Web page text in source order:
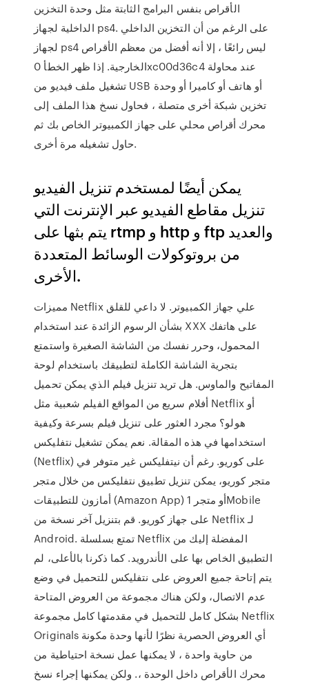
الأقراص بنفس البرامج الثابتة مثل وحدة التخزين
الداخلية لجهاز ps4. على الرغم من أن التخزين الداخلي
لجهاز ps4 ليس رائعًا ، إلا أنه أفضل من معظم الأقراص
الخارجية. إذا ظهر الخطأ 0xc00d36c4 عند محاولة
تشغيل ملف فيديو من USB أو هاتف أو كاميرا أو وحدة
تخزين شبكة أخرى متصلة ، فحاول نسخ هذا الملف إلى
محرك أقراص محلي على جهاز الكمبيوتر الخاص بك ثم
حاول تشغيله مرة أخرى.
يمكن أيضًا لمستخدم تنزيل الفيديو
تنزيل مقاطع الفيديو عبر الإنترنت التي
يتم بثها على rtmp و http و ftp والعديد
من بروتوكولات الوسائط المتعددة
الأخرى.
مميزات Netflix علي جهاز الكمبيوتر. لا داعي للقلق
بشأن الرسوم الزائدة عند استخدام XXX على هاتفك
المحمول، وحرر نفسك من الشاشة الصغيرة واستمتع
بتجرية الشاشة الكاملة لتطبيقك باستخدام لوحة
المفاتيح والماوس. هل تريد تنزيل فيلم الذي يمكن تحميل
أفلام سريع من المواقع الفيلم شعبية مثل Netflix أو
هولو؟ مجرد العثور على تنزيل فيلم بسرعة وكيفية
استخدامها في هذه المقالة. نعم يمكن تشغيل نتفليكس
(Netflix) على كوريو. رغم أن نيتفليكس غير متوفر في
متجر كوريو، يمكن تنزيل تطبيق نتفليكس من خلال متجر
أمازون للتطبيقات (Amazon App) أو متجر 1Mobile
على جهاز كوريو. قم بتنزيل آخر نسخة من Netflix لـ
Android. تمتع بسلسلة Netflix المفضلة إليك من
التطبيق الخاص بها على الأندرويد. كما ذكرنا بالأعلى، لم
يتم إتاحة جميع العروض على نتفليكس للتحميل في وضع
عدم الاتصال، ولكن هناك مجموعة من العروض المتاحة
بشكل كامل للتحميل في مقدمتها كامل مجموعة Netflix
Originals أي العروض الحصرية نظرًا لأنها وحدة مكونة
من حاوية واحدة ، لا يمكنها عمل نسخة احتياطية من
محرك الأقراص داخل الوحدة ،. ولكن يمكنها إجراء نسخ